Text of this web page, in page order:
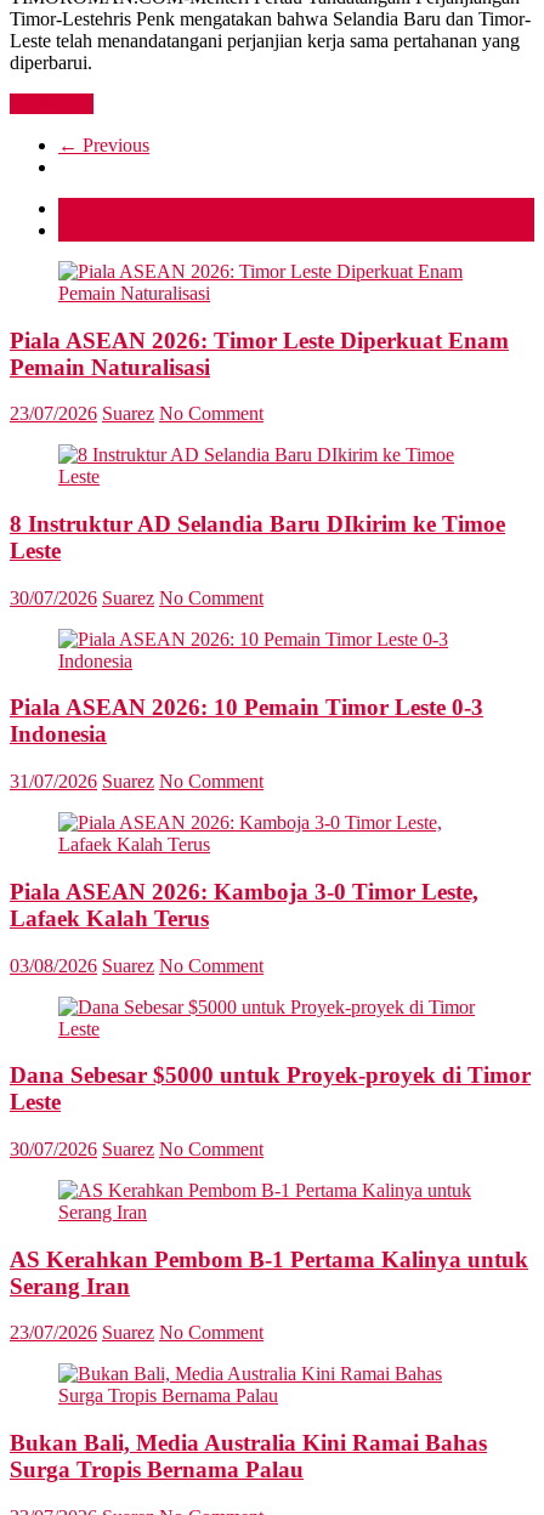
Timor-Lestehris Penk mengatakan bahwa Selandia Baru dan Timor-
Leste telah menandatangani perjanjian kerja sama pertahanan yang
diperbarui.
← Previous
Piala ASEAN 2026: Timor Leste Diperkuat Enam
Pemain Naturalisasi
23/07/2026 Suarez No Comment
8 Instruktur AD Selandia Baru DIkirim ke Timoe
Leste
30/07/2026 Suarez No Comment
Piala ASEAN 2026: 10 Pemain Timor Leste 0-3
Indonesia
31/07/2026 Suarez No Comment
Piala ASEAN 2026: Kamboja 3-0 Timor Leste,
Lafaek Kalah Terus
03/08/2026 Suarez No Comment
Dana Sebesar $5000 untuk Proyek-proyek di Timor
Leste
30/07/2026 Suarez No Comment
AS Kerahkan Pembom B-1 Pertama Kalinya untuk
Serang Iran
23/07/2026 Suarez No Comment
Bukan Bali, Media Australia Kini Ramai Bahas
Surga Tropis Bernama Palau